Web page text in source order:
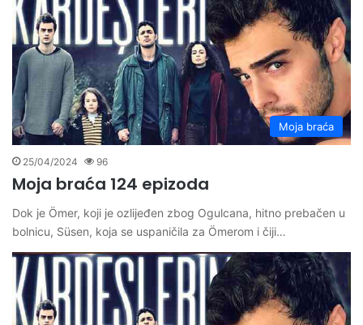
Moja braća
25/04/2024 96
Moja braća 124 epizoda
Dok je Ömer, koji je ozlijeđen zbog Ogulcana, hitno prebačen u
bolnicu, Süsen, koja se uspaničila za Ömerom i čiji…